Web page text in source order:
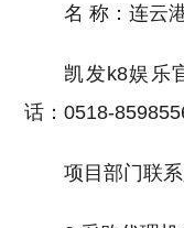
名 称：连云
凯发k8娱乐
话：0518-
项目部门联